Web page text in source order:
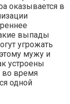
оказывается в
выпады
угрожать
мужу и
устроены
во время
одной